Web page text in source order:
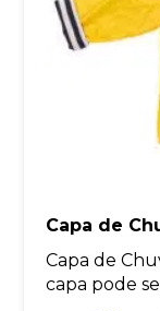
Capa de
Capa de
capa pode